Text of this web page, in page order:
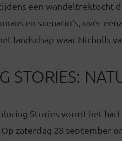
een wandeltrektocht
en scenario’s, over
landschap waar Nicholls
STORIES:
Stories vormt het
zaterdag 28 september